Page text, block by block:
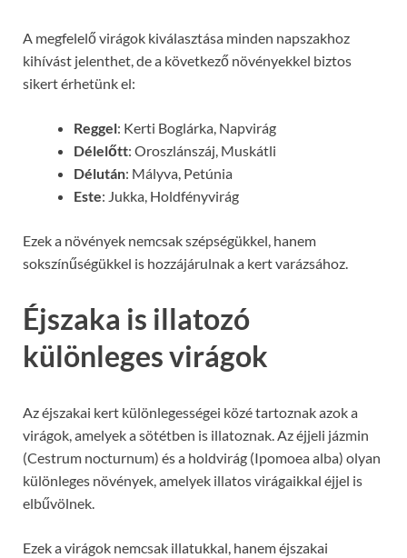
A megfelelő virágok kiválasztása minden napszakhoz
kihívást jelenthet, de a következő növényekkel biztos
sikert érhetünk el:
Reggel: Kerti Boglárka, Napvirág
Délelőtt: Oroszlánszáj, Muskátli
Délután: Mályva, Petúnia
Este: Jukka, Holdfényvirág
Ezek a növények nemcsak szépségükkel, hanem
sokszínűségükkel is hozzájárulnak a kert varázsához.
Éjszaka is illatozó
különleges virágok
Az éjszakai kert különlegességei közé tartoznak azok a
virágok, amelyek a sötétben is illatoznak. Az éjjeli jázmin
(Cestrum nocturnum) és a holdvirág (Ipomoea alba) olyan
különleges növények, amelyek illatos virágaikkal éjjel is
elbűvölnek.
Ezek a virágok nemcsak illatukkal, hanem éjszakai